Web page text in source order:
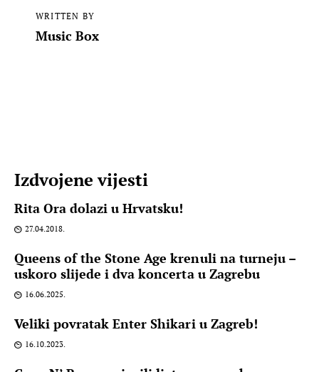
WRITTEN BY
Music Box
Izdvojene vijesti
Rita Ora dolazi u Hrvatsku!
27.04.2018.
Queens of the Stone Age krenuli na turneju –
uskoro slijede i dva koncerta u Zagrebu
16.06.2025.
Veliki povratak Enter Shikari u Zagreb!
16.10.2023.